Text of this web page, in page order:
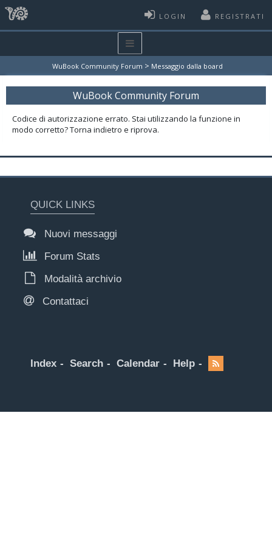
LOGIN REGISTRATI
WuBook Community Forum > Messaggio dalla board
WuBook Community Forum
Codice di autorizzazione errato. Stai utilizzando la funzione in
modo corretto? Torna indietro e riprova.
QUICK LINKS
Nuovi messaggi
Forum Stats
Modalità archivio
Contattaci
Index Search Calendar Help